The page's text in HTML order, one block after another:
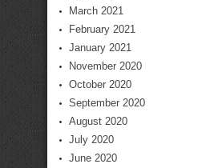
March 2021
February 2021
January 2021
November 2020
October 2020
September 2020
August 2020
July 2020
June 2020